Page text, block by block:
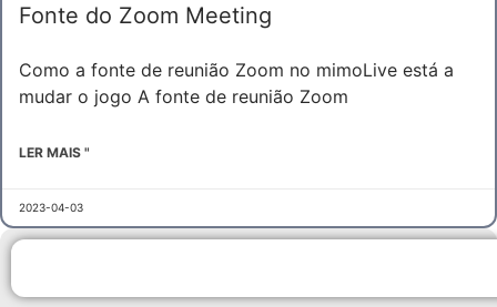
Fonte do Zoom Meeting
Como a fonte de reunião Zoom no mimoLive está a
mudar o jogo A fonte de reunião Zoom
LER MAIS "
2023-04-03